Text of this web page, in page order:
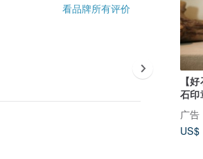
【
石印
圆章
广告
看品牌所有评价